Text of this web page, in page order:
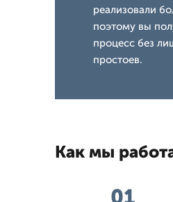
реализовали
поэтому вы
процесс без
простоев.
Как мы